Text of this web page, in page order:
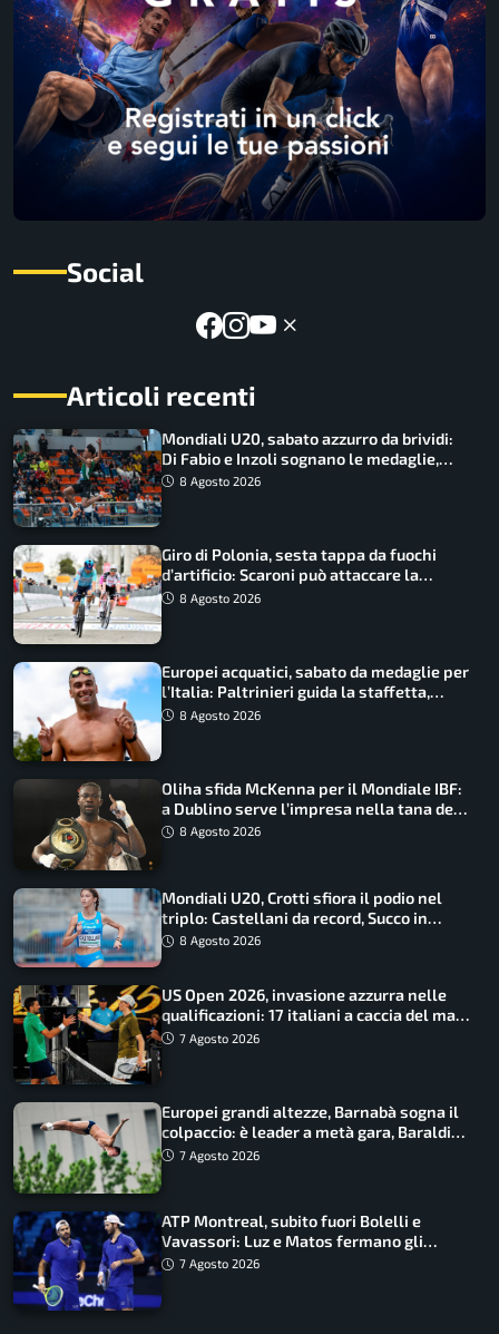
Social
Articoli recenti
Mondiali U20, sabato azzurro da brividi:
Di Fabio e Inzoli sognano le medaglie,
Castellani e Succo in finale
8 Agosto 2026
Giro di Polonia, sesta tappa da fuochi
d’artificio: Scaroni può attaccare la
maglia di Lemmen
8 Agosto 2026
Europei acquatici, sabato da medaglie per
l’Italia: Paltrinieri guida la staffetta,
Barnabà sogna l’oro dalle grandi altezze
8 Agosto 2026
Oliha sfida McKenna per il Mondiale IBF:
a Dublino serve l’impresa nella tana del
lupo8 Agosto 2026
Mondiali U20, Crotti sfiora il podio nel
triplo: Castellani da record, Succo in
finale
8 Agosto 2026
US Open 2026, invasione azzurra nelle
qualificazioni: 17 italiani a caccia del main
draw7 Agosto 2026
Europei grandi altezze, Barnabà sogna il
colpaccio: è leader a metà gara, Baraldi
ancora in corsa
7 Agosto 2026
ATP Montreal, subito fuori Bolelli e
Vavassori: Luz e Matos fermano gli
azzurri
7 Agosto 2026